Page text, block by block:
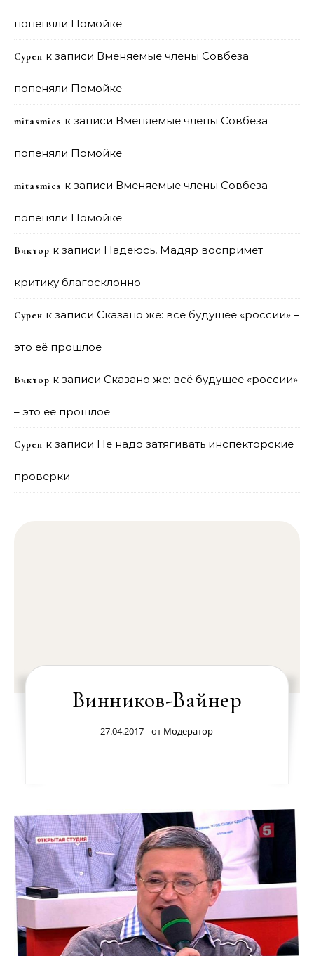
попеняли Помойке
Сурен к записи Вменяемые члены Совбеза
попеняли Помойке
mitasmies к записи Вменяемые члены Совбеза
попеняли Помойке
mitasmies к записи Вменяемые члены Совбеза
попеняли Помойке
Виктор к записи Надеюсь, Мадяр воспримет
критику благосклонно
Сурен к записи Сказано же: всё будущее «россии» –
это её прошлое
Виктор к записи Сказано же: всё будущее «россии»
– это её прошлое
Сурен к записи Не надо затягивать инспекторские
проверки
Винников-Вайнер
27.04.2017 - от Модератор